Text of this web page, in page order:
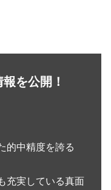
を公開！
的中精度を誇る
充実している真面